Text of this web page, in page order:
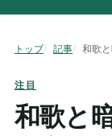
トップ 記事
注目
和歌と